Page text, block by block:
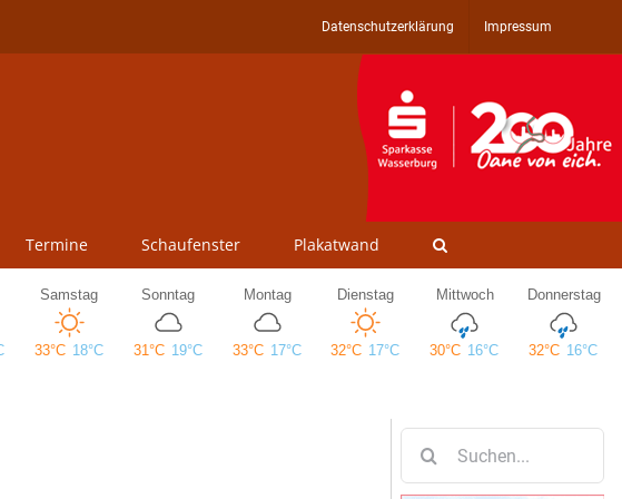
Datenschutzerklärung Impressum
Termine Schaufenster Plakatwand
nach: